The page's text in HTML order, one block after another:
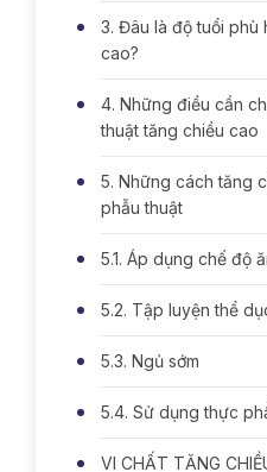
3. Đâu là độ tuổi phù
cao?
4. Những điều cần
thuật tăng chiều cao
5. Những cách tăng
phẫu thuật
5.1. Áp dụng chế độ
5.2. Tập luyện thể
5.3. Ngủ sớm
5.4. Sử dụng thực
VI CHẤT TĂNG